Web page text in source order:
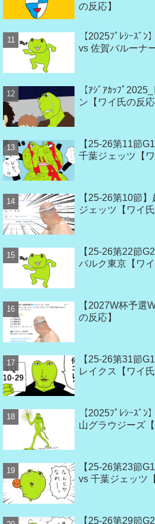
の反応】
【2025ﾌﾟﾚｼｰｽﾞ
vs 佐賀バルーナ
【ｱｼﾞｱｶｯﾌﾟ
ン【ワイ氏の反応
【25-26第11節
千葉ジェッツ【ワ
【25-26第10節
ジェッツ【ワイ氏
【25-26第22節
バルク東京【ワイ
【2027W杯予選
の反応】
【25-26第31節
レイクス【ワイ氏
【2025ﾌﾟﾚｼｰｽﾞ
山グラウジーズ
【25-26第23節
vs 千葉ジェッツ
【25-26第29節